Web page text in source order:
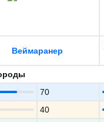
Веймаранер
70
40